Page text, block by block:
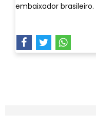
embaixador brasileiro.